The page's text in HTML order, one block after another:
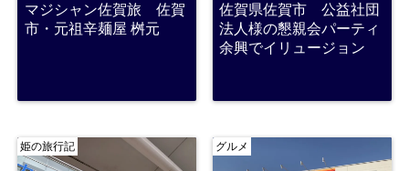
マジシャン佐賀旅 佐賀
市・元祖辛麺屋 桝元
佐賀県佐賀市 公益社団
法人様の懇親会パーティ
余興でイリュージョン
姫の旅行記 グルメ